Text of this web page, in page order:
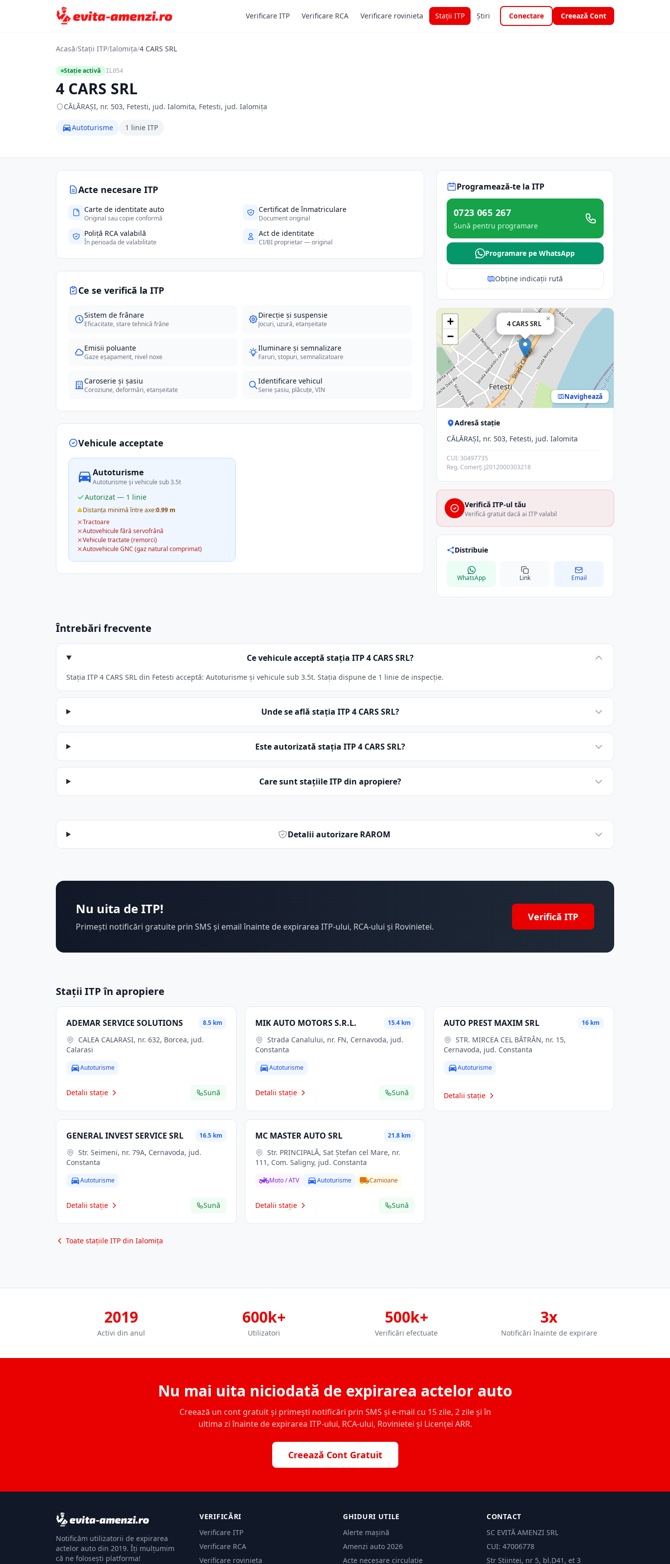
Verificare ITP Verificare RCA Verificare rovinieta Stații ITP Știri Conectare Creează Cont
Acasă/Stații ITP/Ialomița/4 CARS SRL
Stație activă IL054
4 CARS SRL
CĂLĂRAŞI, nr. 503, Fetesti, jud. Ialomita, Fetesti, jud. Ialomița
Autoturisme 1 linie ITP
Acte necesare ITP
Carte de identitate auto
Original sau copie conformă
Certificat de înmatriculare
Document original
Poliță RCA valabilă
În perioada de valabilitate
Act de identitate
CI/BI proprietar — original
Ce se verifică la ITP
Sistem de frânare
Eficacitate, stare tehnică frâne
Direcție și suspensie
Jocuri, uzură, etanșeitate
Emisii poluante
Gaze eșapament, nivel noxe
Iluminare și semnalizare
Faruri, stopuri, semnalizatoare
Caroserie și șasiu
Coroziune, deformări, etanșeitate
Identificare vehicul
Serie șasiu, plăcuțe, VIN
Vehicule acceptate
Autoturisme
Autoturisme și vehicule sub 3.5t
Autorizat — 1 linie
Distanța minimă între axe:0.99 m
Tractoare
Autovehicule fără servofrână
Vehicule tractate (remorci)
Autovehicule GNC (gaz natural comprimat)
Programează-te la ITP
0723 065 267
Sună pentru programare
Programare pe WhatsApp
Obține indicații rută
4 CARS SRL
×
+
−
Navighează
Adresă stație
CĂLĂRAŞI, nr. 503, Fetesti, jud. Ialomita
CUI: 30497735
Reg. Comerț: J2012000303218
Verifică ITP-ul tău
Verifică gratuit dacă ai ITP valabil
Distribuie
WhatsApp Link Email
Întrebări frecvente
Ce vehicule acceptă stația ITP 4 CARS SRL?
Stația ITP 4 CARS SRL din Fetesti acceptă: Autoturisme și vehicule sub 3.5t. Stația dispune de 1 linie de inspecție.
Unde se află stația ITP 4 CARS SRL?
Este autorizată stația ITP 4 CARS SRL?
Care sunt stațiile ITP din apropiere?
Detalii autorizare RAROM
Nu uita de ITP!
Primești notificări gratuite prin SMS și email înainte de expirarea ITP-ului, RCA-ului și Rovinietei.
Verifică ITP
Stații ITP în apropiere
ADEMAR SERVICE SOLUTIONS 8.5 km
Calarasi
Autoturisme
Detalii stație Sună
MIK AUTO MOTORS S.R.L. 15.4 km
Constanta
Autoturisme
Detalii stație Sună
AUTO PREST MAXIM SRL 16 km
STR. MIRCEA CEL BĂTRÂN, nr. 15,
Cernavoda, jud. Constanta
Autoturisme
Detalii stație
GENERAL INVEST SERVICE SRL 16.5 km
Constanta
Autoturisme
Detalii stație Sună
MC MASTER AUTO SRL 21.8 km
111, Com. Saligny, jud. Constanta
Moto / ATV Autoturisme Camioane
Detalii stație Sună
Toate stațiile ITP din Ialomița
2019
Activi din anul
600k+
Utilizatori
500k+
Verificări efectuate
3x
Notificări înainte de expirare
Nu mai uita niciodată de expirarea actelor auto
Creează un cont gratuit și primești notificări prin SMS și e-mail cu 15 zile, 2 zile și în
ultima zi înainte de expirarea ITP-ului, RCA-ului, Rovinietei și Licenței ARR.
Creează Cont Gratuit
Notificăm utilizatorii de expirarea
actelor auto din 2019. Îți mulțumim
că ne folosești platforma!
VERIFICĂRI
Verificare ITP
Verificare RCA
Verificare rovinieta
GHIDURI UTILE
Alerte mașină
Amenzi auto 2026
Acte necesare circulație
CONTACT
SC EVITĂ AMENZI SRL
CUI: 47006778
Str Științei, nr 5, bl.D41, et 3